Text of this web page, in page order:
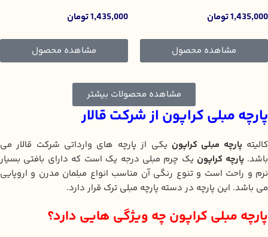
1,435,000تومان
مشاهده محصول
1,435,000تومان
مشاهده محصول
مشاهده محصولات بیشتر
پارچه‌ مبلی کراپون از شرکت قالار
کالیتهپارچه مبلی کراپون یکی از پارچه های وارداتی شرکت قالار می
باشد.پارچه کراپون یک چرم مبلی درجه یک است که دارای بافتی بسیار
نرم و راحت است و تنوع رنگی آن مناسب انواع مبلمان مدرن و اروپایی
می باشد. این پارچه در دسته پارچه مبلی ترک قرار دارد.
پارچه مبلی کراپون چه ویژگی هایی دارد؟